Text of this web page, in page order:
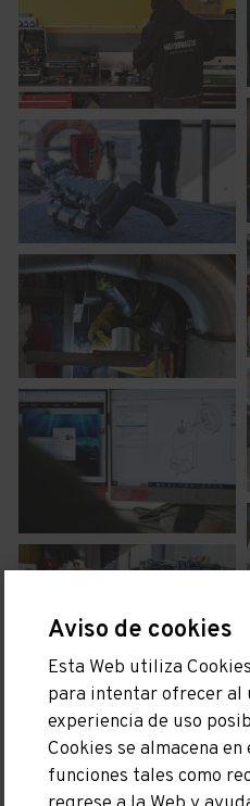
Aviso de cookies
Esta Web utiliza
para intentar ofrecer al
experiencia de uso
Cookies se almacena
funciones tales como